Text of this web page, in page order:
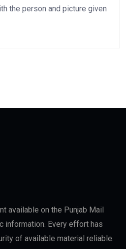
the person and picture given
available on the Punjab Mail
information. Every effort has
of available material reliable.